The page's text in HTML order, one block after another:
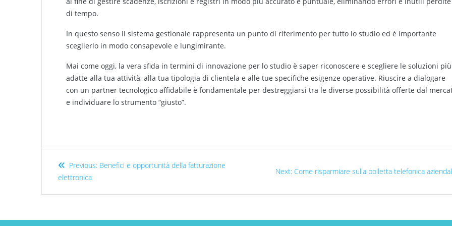
di tempo.
In questo senso il sistema gestionale rappresenta un punto di riferimento per tutto lo studio ed è importante
sceglierlo in modo consapevole e lungimirante.
Mai come oggi, la vera sfida in termini di innovazione per lo studio è saper riconoscere e scegliere le soluzioni più
adatte alla tua attività, alla tua tipologia di clientela e alle tue specifiche esigenze operative. Riuscire a dialogare
con un partner tecnologico affidabile è fondamentale per destreggiarsi tra le diverse possibilità offerte dal
e individuare lo strumento “giusto”.
Previous: Benefici e opportunità della fatturazione
elettronica
Next: Come risparmiare sulla bolletta telefonica